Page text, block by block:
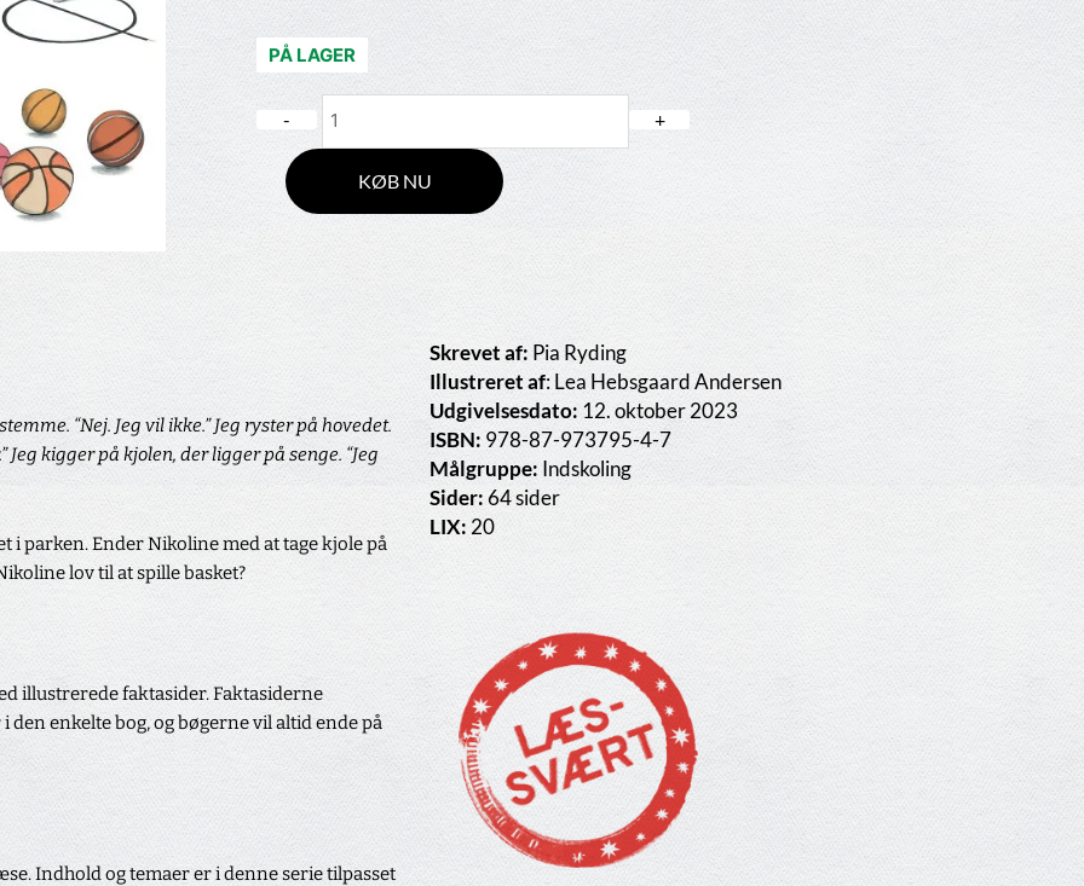
PÅ LAGER
Quantity
KØB NU
“Nej. Jeg vil ikke.” Jeg ryster på hovedet.
kigger på kjolen, der ligger på senge. “Jeg
i parken. Ender Nikoline med at tage kjole på
lov til at spille basket?
illustrerede faktasider. Faktasiderne
enkelte bog, og bøgerne vil altid ende på
Indhold og temaer er i denne serie tilpasset
Skrevet af: Pia Ryding
Illustreret af: Lea Hebsgaard Andersen
Udgivelsesdato: 12. oktober 2023
ISBN: 978-87-973795-4-7
Målgruppe: Indskoling
Sider:64 sider
LIX: 20